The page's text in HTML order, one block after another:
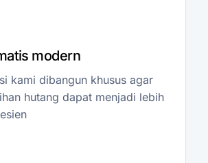
modern
kami dibangun khusus agar
hutang dapat menjadi lebih